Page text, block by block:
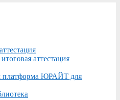
аттестация
платформа ЮРАЙТ для